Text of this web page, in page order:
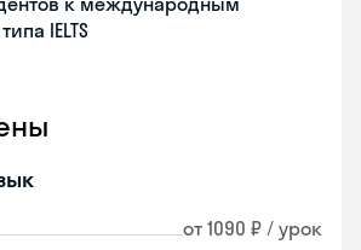
IELTS
от 1090 ₽ / урок